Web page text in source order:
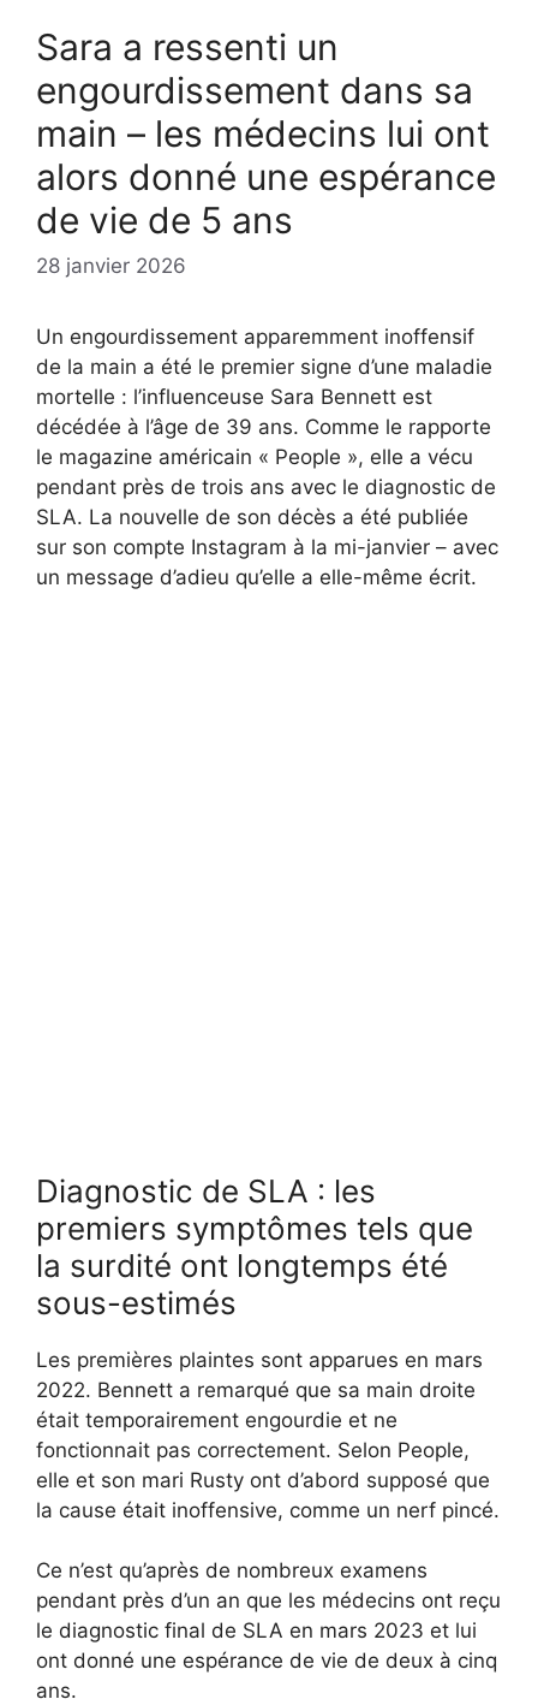
Sara a ressenti un
engourdissement dans sa
main – les médecins lui ont
alors donné une espérance
de vie de 5 ans
28 janvier 2026
Un engourdissement apparemment inoffensif
de la main a été le premier signe d’une maladie
mortelle : l’influenceuse Sara Bennett est
décédée à l’âge de 39 ans. Comme le rapporte
le magazine américain « People », elle a vécu
pendant près de trois ans avec le diagnostic de
SLA. La nouvelle de son décès a été publiée
sur son compte Instagram à la mi-janvier – avec
un message d’adieu qu’elle a elle-même écrit.
Diagnostic de SLA : les
premiers symptômes tels que
la surdité ont longtemps été
sous-estimés
Les premières plaintes sont apparues en mars
2022. Bennett a remarqué que sa main droite
était temporairement engourdie et ne
fonctionnait pas correctement. Selon People,
elle et son mari Rusty ont d’abord supposé que
la cause était inoffensive, comme un nerf pincé.
Ce n’est qu’après de nombreux examens
pendant près d’un an que les médecins ont reçu
le diagnostic final de SLA en mars 2023 et lui
ont donné une espérance de vie de deux à cinq
ans.